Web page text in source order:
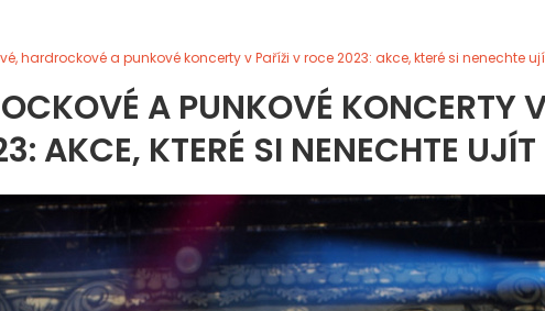
hardrockové a punkové koncerty v Paříži v roce 2023: akce, které si nenechte
A PUNKOVÉ KONCERTY
AKCE, KTERÉ SI NENECHTE UJÍT